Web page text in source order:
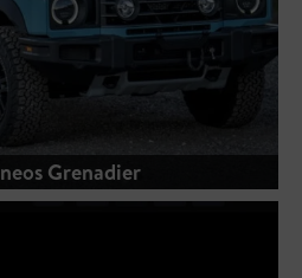
Grenadier